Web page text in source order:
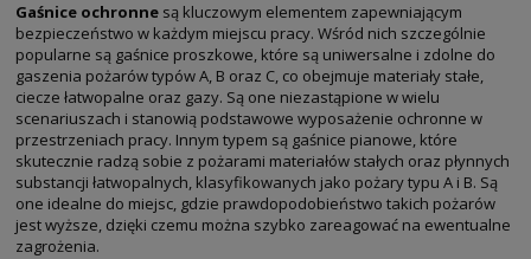
Gaśnice ochronne są kluczowym elementem zapewniającym
bezpieczeństwo w każdym miejscu pracy. Wśród nich szczególnie
popularne są gaśnice proszkowe, które są uniwersalne i zdolne do
gaszenia pożarów typów A, B oraz C, co obejmuje materiały stałe,
ciecze łatwopalne oraz gazy. Są one niezastąpione w wielu
scenariuszach i stanowią podstawowe wyposażenie ochronne w
przestrzeniach pracy. Innym typem są gaśnice pianowe, które
skutecznie radzą sobie z pożarami materiałów stałych oraz płynnych
substancji łatwopalnych, klasyfikowanych jako pożary typu A i B. Są
one idealne do miejsc, gdzie prawdopodobieństwo takich pożarów
jest wyższe, dzięki czemu można szybko zareagować na ewentualne
zagrożenia.